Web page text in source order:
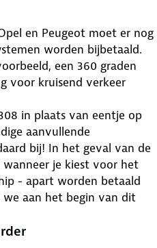
en Peugeot moet er nog
worden bijbetaald.
een 360 graden
voor kruisend verkeer
in plaats van eentje op
aanvullende
bij! In het geval van de
je kiest voor het
- apart worden betaald
aan het begin van dit